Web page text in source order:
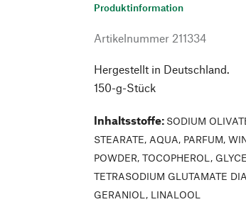
Produktinformation
Artikelnummer 211334
Hergestellt in Deutschland.
150-g-Stück
Inhaltsstoffe: SODIUM
STEARATE, AQUA, PARFUM,
POWDER, TOCOPHEROL,
TETRASODIUM GLUTAMATE
GERANIOL, LINALOOL